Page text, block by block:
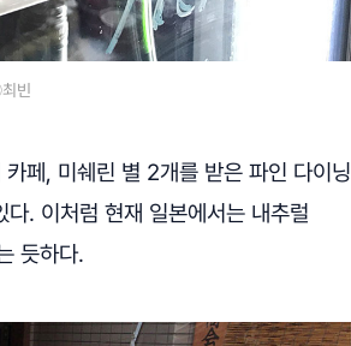
빈
페, 미쉐린 별 2개를 받은 파인 다이닝
. 이처럼 현재 일본에서는 내추럴
듯하다.